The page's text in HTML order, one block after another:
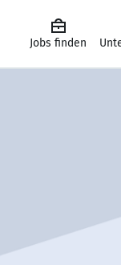
Jobs finden